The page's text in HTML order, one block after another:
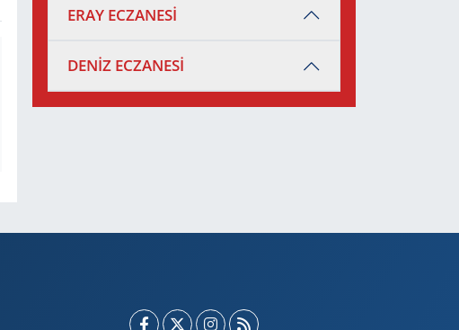
ERAY ECZANESİ
DENİZ ECZANESİ